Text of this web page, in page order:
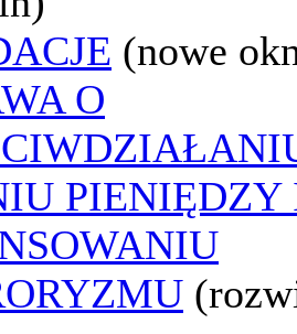
(nowe
O
PIENIĘDZY